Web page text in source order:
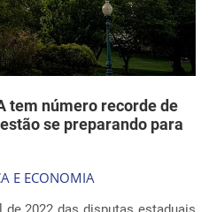
tem número recorde de
se preparando para
E ECONOMIA